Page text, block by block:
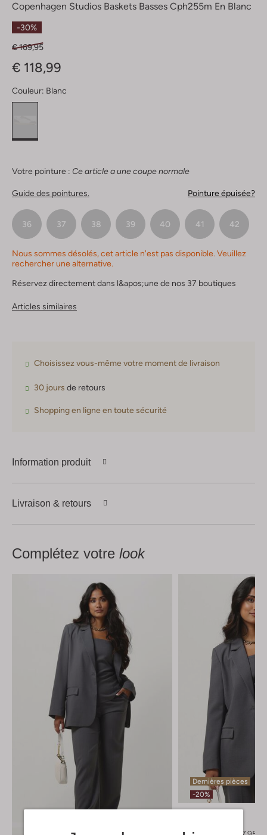
Copenhagen Studios Baskets Basses Cph255m En Blanc
-30%
€ 169,95
€ 118,99
Couleur: Blanc
Votre pointure : Ce article a une coupe normale
Guide des pointures. Pointure épuisée?
36 37 38 39 40 41 42
Nous sommes désolés, cet article n'est pas disponible. Veuillez
rechercher une alternative.
Réservez directement dans l&apos;une de nos 37 boutiques
Articles similaires
Choisissez vous-même votre moment de livraison
30 jours de retours
Shopping en ligne en toute sécurité
Information produit
Livraison & retours
Complétez votre look
Dernières pièces
-20%
Modström